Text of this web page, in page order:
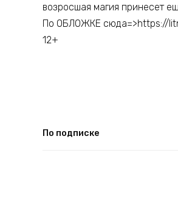
возросшая магия принесет
По ОБЛОЖКЕ сюда=>https://
12+
По подписке